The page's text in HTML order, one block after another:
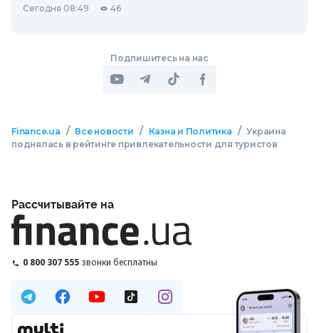
Сегодня 08:49 46
Подпишитесь на нас
Finance.ua / Все новости / Казна и Политика / Украина
поднялась в рейтинге привлекательности для туристов
Рассчитывайте на
0 800 307 555 звонки бесплатны